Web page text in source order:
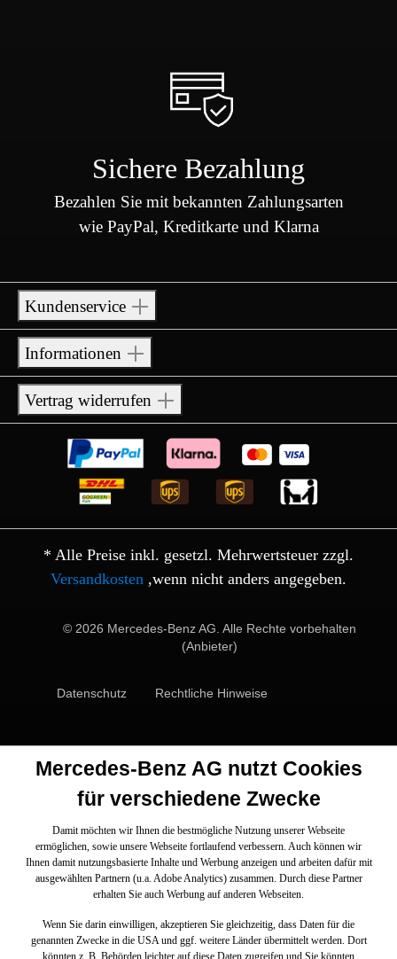
Sichere Bezahlung
Bezahlen Sie mit bekannten Zahlungsarten
wie PayPal, Kreditkarte und Klarna
Kundenservice
Informationen
Vertrag widerrufen
* Alle Preise inkl. gesetzl. Mehrwertsteuer zzgl.
Versandkosten ,wenn nicht anders angegeben.
© 2026 Mercedes-Benz AG. Alle Rechte vorbehalten
(Anbieter)
Datenschutz Rechtliche Hinweise
Mercedes-Benz AG nutzt Cookies
für verschiedene Zwecke
Damit möchten wir Ihnen die bestmögliche Nutzung unserer Webseite
ermöglichen, sowie unsere Webseite fortlaufend verbessern. Auch können wir
Ihnen damit nutzungsbasierte Inhalte und Werbung anzeigen und arbeiten dafür mit
ausgewählten Partnern (u.a. Adobe Analytics) zusammen. Durch diese Partner
erhalten Sie auch Werbung auf anderen Webseiten.
Wenn Sie darin einwilligen, akzeptieren Sie gleichzeitig, dass Daten für die
genannten Zwecke in die USA und ggf. weitere Länder übermittelt werden. Dort
könnten z. B. Behörden leichter auf diese Daten zugreifen und Sie könnten